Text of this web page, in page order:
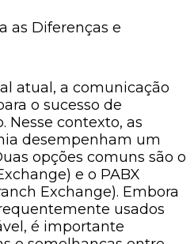
as Diferenças e
atual, a comunicação
o sucesso de
Nesse contexto, as
desempenham um
opções comuns são o
e o PABX
Exchange). Embora
usados
é importante